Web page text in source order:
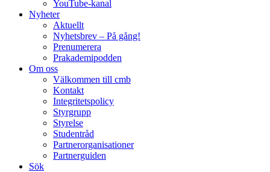
YouTube-kanal
Nyheter
Aktuellt
Nyhetsbrev – På gång!
Prenumerera
Prakademipodden
Om oss
Välkommen till cmb
Kontakt
Integritetspolicy
Styrgrupp
Styrelse
Studentråd
Partnerorganisationer
Partnerguiden
Sök